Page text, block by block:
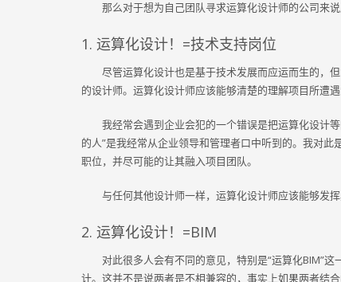
那么对于想为自己团队寻求运算化设计师的公司来
1. 运算化设计！=技术支持岗位
尽管运算化设计也是基于技术发展而应运而生的，
的设计师。运算化设计师应该能够清楚的理解项目所遭
我经常会遇到企业会犯的一个错误是把运算化设计
的人”是我经常从企业领导和管理者口中听到的。我对
职位，并尽可能的让其融入项目团队。
与任何其他设计师一样，运算化设计师应该能够发
2. 运算化设计！=BIM
对此很多人会有不同的意见，特别是“运算化BIM”
计。这并不是说两者是不相兼容的，事实上如果两者结